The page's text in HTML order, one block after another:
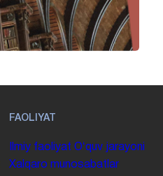
FAOLIYAT
Ilmiy faoliyat Oʻquv jarayoni
Xalqaro munosabatlar